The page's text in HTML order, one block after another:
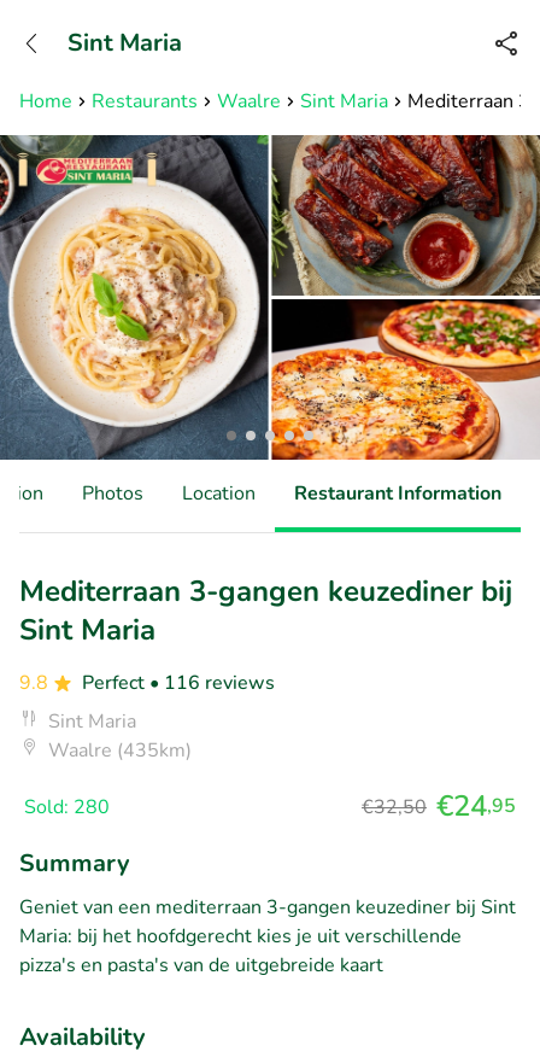
Available until 23:00
Home Restaurants Waalre Sint Maria Mediterraan
Sint Maria
Photos Location Restaurant Information
Mediterraan 3-gangen keuzediner bij
Sint Maria
9.8 Perfect • 116 reviews
Sint Maria
Waalre (435km)
Sold: 280 €32,50 €24,95
Summary
Geniet van een mediterraan 3-gangen keuzediner bij Sint
Maria: bij het hoofdgerecht kies je uit verschillende
pizza's en pasta's van de uitgebreide kaart
Availability